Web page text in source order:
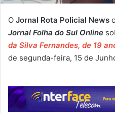
O Jornal Rota Policial News
Jornal Folha do Sul Online
da Silva Fernandes, de 19
de segunda-feira, 15 de